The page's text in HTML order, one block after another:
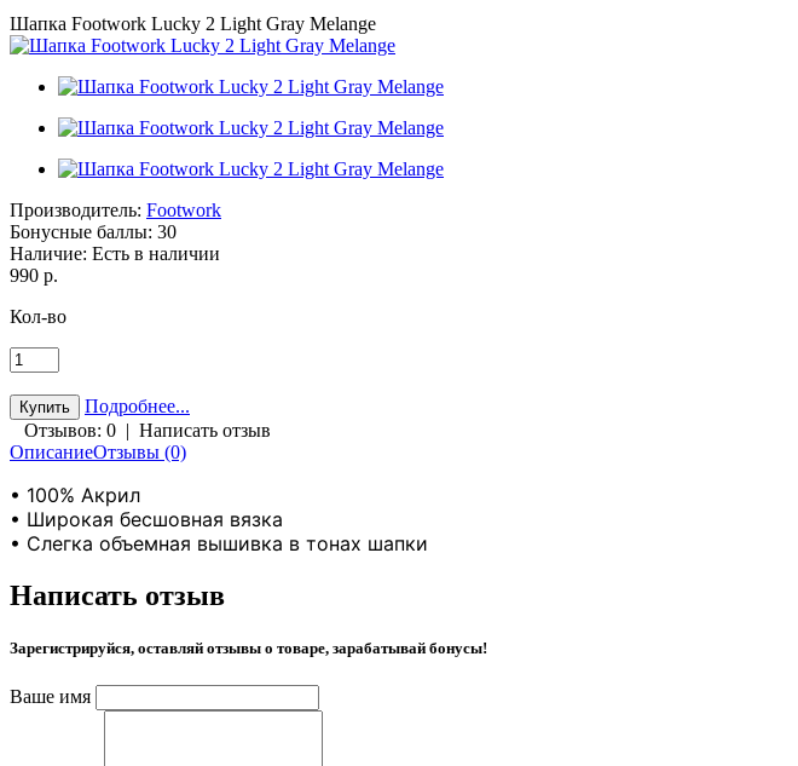
Шапка Footwork Lucky 2 Light Gray Melange
Производитель: Footwork
Бонусные баллы: 30
Наличие: Есть в наличии
990 р.
Кол-во
Подробнее...
Отзывов: 0 | Написать отзыв
ОписаниеОтзывы (0)
• 100% Акрил
• Широкая бесшовная вязка
• Слегка объемная вышивка в тонах шапки
Написать отзыв
Зарегистрируйся, оставляй отзывы о товаре, зарабатывай бонусы!
Ваше имя